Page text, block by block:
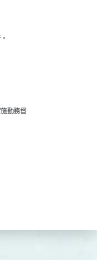
施勤務督